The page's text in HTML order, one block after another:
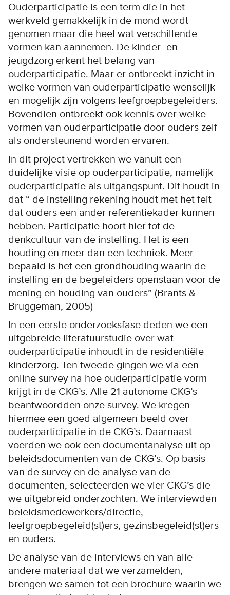
Ouderparticipatie is een term die in het
werkveld gemakkelijk in de mond wordt
genomen maar die heel wat verschillende
vormen kan aannemen. De kinder- en
jeugdzorg erkent het belang van
ouderparticipatie. Maar er ontbreekt inzicht in
welke vormen van ouderparticipatie wenselijk
en mogelijk zijn volgens leefgroepbegeleiders.
Bovendien ontbreekt ook kennis over welke
vormen van ouderparticipatie door ouders zelf
als ondersteunend worden ervaren.
In dit project vertrekken we vanuit een
duidelijke visie op ouderparticipatie, namelijk
ouderparticipatie als uitgangspunt. Dit houdt in
dat “ de instelling rekening houdt met het feit
dat ouders een ander referentiekader kunnen
hebben. Participatie hoort hier tot de
denkcultuur van de instelling. Het is een
houding en meer dan een techniek. Meer
bepaald is het een grondhouding waarin de
instelling en de begeleiders openstaan voor de
mening en houding van ouders” (Brants &
Bruggeman, 2005)
In een eerste onderzoeksfase deden we een
uitgebreide literatuurstudie over wat
ouderparticipatie inhoudt in de residentiële
kinderzorg. Ten tweede gingen we via een
online survey na hoe ouderparticipatie vorm
krijgt in de CKG’s. Alle 21 autonome CKG’s
beantwoordden onze survey. We kregen
hiermee een goed algemeen beeld over
ouderparticipatie in de CKG’s. Daarnaast
voerden we ook een documentanalyse uit op
beleidsdocumenten van de CKG’s. Op basis
van de survey en de analyse van de
documenten, selecteerden we vier CKG’s die
we uitgebreid onderzochten. We interviewden
beleidsmedewerkers/directie,
leefgroepbegeleid(st)ers, gezinsbegeleid(st)ers
en ouders.
De analyse van de interviews en van alle
andere materiaal dat we verzamelden,
brengen we samen tot een brochure waarin we